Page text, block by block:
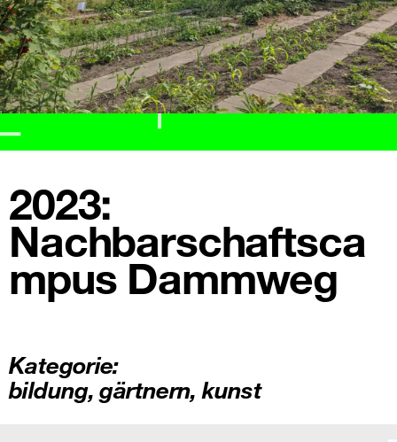
2023:
Nachbarschaftsca
mpus Dammweg
Kategorie:
bildung,gärtnern,kunst